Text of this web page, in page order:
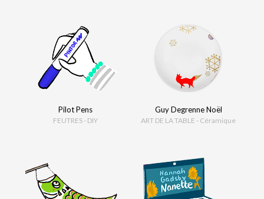
Pilot Pens
FEUTRES - DIY
Guy Degrenne Noël
ART DE LA TABLE - Céramique